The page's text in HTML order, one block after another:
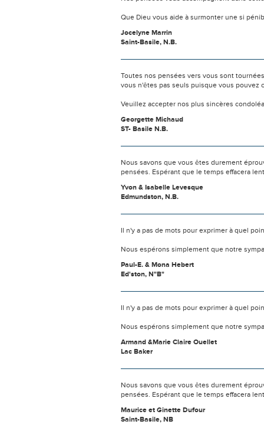
Que Dieu vous aide à surmonter une si
Jocelyne Marrin
Saint-Basile, N.B.
Toutes nos pensées vers vous sont
vous n'êtes pas seuls puisque vous pouvez
Veuillez accepter nos plus sincères
Georgette Michaud
ST- Basile N.B.
Nous savons que vous êtes durement
pensées. Espérant que le temps effacera
Yvon & Isabelle Levesque
Edmundston, N.B.
Il n'y a pas de mots pour exprimer à quel
Nous espérons simplement que notre
Paul-E. & Mona Hebert
Ed'ston, N"B"
Il n'y a pas de mots pour exprimer à quel
Nous espérons simplement que notre
Armand &Marie Claire Ouellet
Lac Baker
Nous savons que vous êtes durement
pensées. Espérant que le temps effacera
Maurice et Ginette Dufour
Saint-Basile, NB